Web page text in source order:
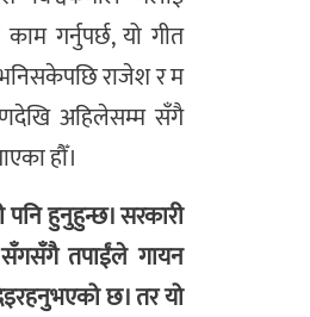
गर्नुपर्छ, यो गीत
भनिसकेपछि राजेश र म
अहिलेसम्म सँगै
हौँ।
पनि हुनुहुन्छ। सरकारी
तपाईंले गायन
छ। तर यो